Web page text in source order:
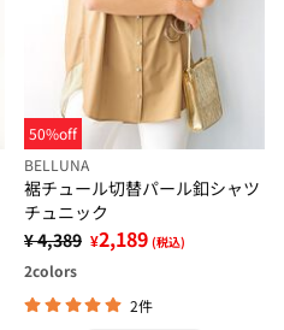
50%off
BELLUNA
裾チュール切替パール釦シャツ
チュニック
¥ 4,389 ¥2,189 (税込)
2colors
2件